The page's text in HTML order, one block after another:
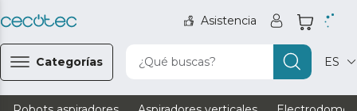
Asistencia
Categorías ¿Qué buscas? ES